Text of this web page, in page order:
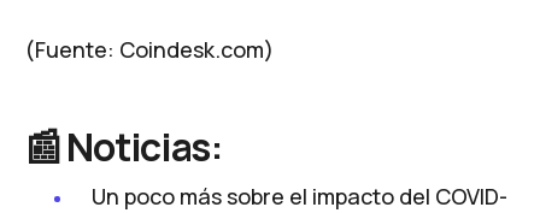
(Fuente: Coindesk.com)
📰 Noticias:
Un poco más sobre el impacto del COVID-